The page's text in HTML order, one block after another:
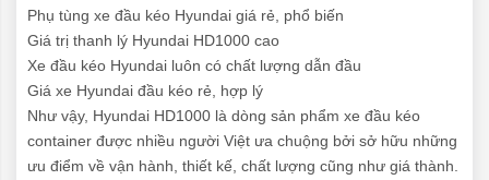
Phụ tùng xe đầu kéo Hyundai giá rẻ, phổ biến
Giá trị thanh lý Hyundai HD1000 cao
Xe đầu kéo Hyundai luôn có chất lượng dẫn đầu
Giá xe Hyundai đầu kéo rẻ, hợp lý
Như vậy, Hyundai HD1000 là dòng sản phẩm xe đầu kéo
container được nhiều người Việt ưa chuộng bởi sở hữu những
ưu điểm về vận hành, thiết kế, chất lượng cũng như giá thành.